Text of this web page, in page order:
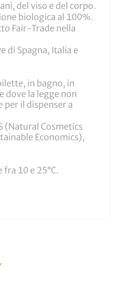
del viso e del corpo.
biologica al 100%.
Fair-Trade nella
di Spagna, Italia e
in bagno, in
dove la legge non
per il dispenser a
(Natural Cosmetics
Economics),
10 e 25°C.